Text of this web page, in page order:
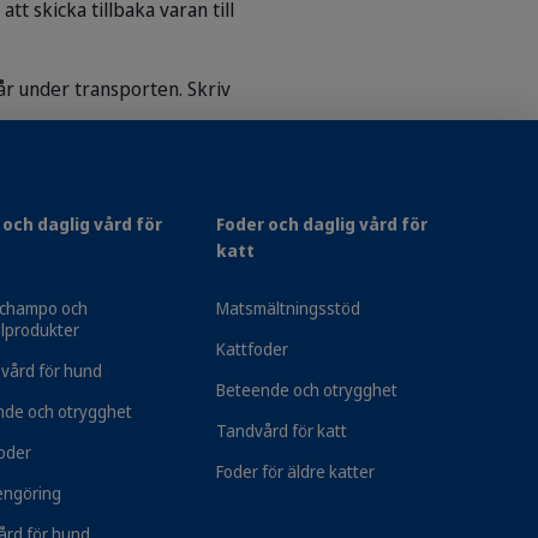
skicka tillbaka varan till
under transporten. Skriv
och daglig vård för
och
för hund
och otrygghet
Foder och daglig vård för
katt
Matsmältningsstöd
Kattfoder
Beteende och otrygghet
Tandvård för katt
Foder för äldre katter